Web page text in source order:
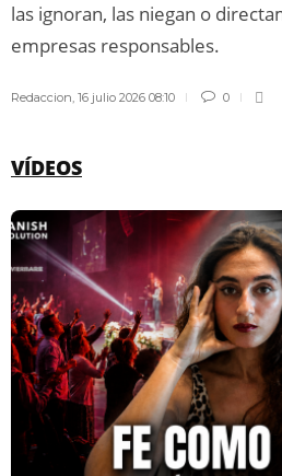
las ignoran, las niegan o
empresas responsables.
Redaccion, 16 julio 2026 08:10 0
VÍDEOS